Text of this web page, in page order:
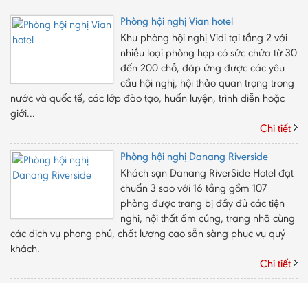
Phòng hội nghị Vian hotel
Khu phòng hội nghị Vidi tại tầng 2 với
nhiều loại phòng họp có sức chứa từ 30
đến 200 chỗ, đáp ứng được các yêu
cầu hội nghị, hội thảo quan trọng trong
nước và quốc tế, các lớp đào tạo, huấn luyện, trình diễn hoặc
giới...
Chi tiết
Phòng hội nghị Danang Riverside
Khách sạn Danang RiverSide Hotel đạt
chuẩn 3 sao với 16 tầng gồm 107
phòng được trang bị đầy đủ các tiện
nghi, nội thất ấm cúng, trang nhã cùng
các dịch vụ phong phú, chất lượng cao sẵn sàng phục vụ quý
khách.
Chi tiết